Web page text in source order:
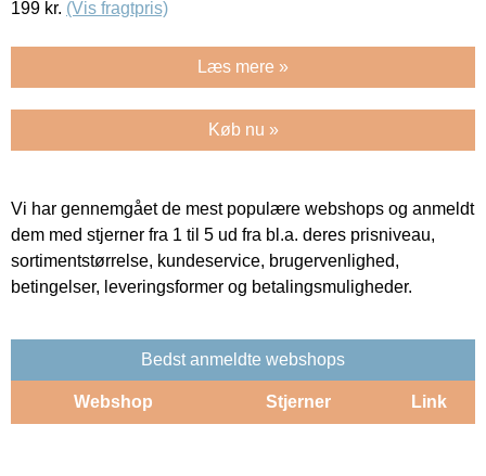
199 kr. (Vis fragtpris)
Læs mere »
Køb nu »
Vi har gennemgået de mest populære webshops og anmeldt
dem med stjerner fra 1 til 5 ud fra bl.a. deres prisniveau,
sortimentstørrelse, kundeservice, brugervenlighed,
betingelser, leveringsformer og betalingsmuligheder.
Bedst anmeldte webshops
Webshop Stjerner Link